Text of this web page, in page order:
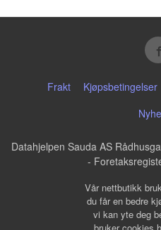
Frakt Kjøpsbetingelser
Datahjelpen Sauda AS
-
Vår nettbutikk
du får en bedre
vi kan yte deg